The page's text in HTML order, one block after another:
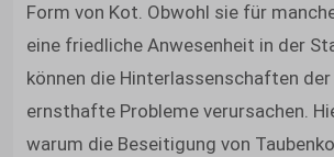
Form von Kot. Obwohl sie für
eine friedliche Anwesenheit in der
können die Hinterlassenschaften
ernsthafte Probleme verursachen.
warum die Beseitigung von